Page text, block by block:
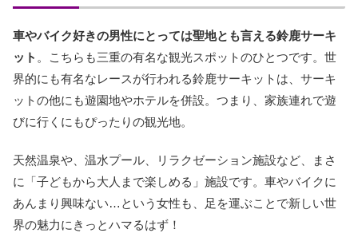
車やバイク好きの男性にとっては聖地とも言える鈴鹿サーキ
ット 。こちらも三重の有名な観光スポットのひとつです。世
界的にも有名なレースが行われる鈴鹿サーキットは、サーキ
ットの他にも遊園地やホテルを併設。つまり、家族連れで遊
びに行くにもぴったりの観光地。
天然温泉や、温水プール、リラクゼーション施設など、まさ
に「子どもから大人まで楽しめる」施設です。車やバイクに
あんまり興味ない…という女性も、足を運ぶことで新しい世
界の魅力にきっとハマるはず！